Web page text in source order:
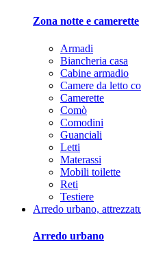
Zona notte e camerette
Armadi
Biancheria casa
Cabine armadio
Camere da letto
Camerette
Comò
Comodini
Guanciali
Letti
Materassi
Mobili toilette
Reti
Testiere
Arredo urbano,
Arredo urbano